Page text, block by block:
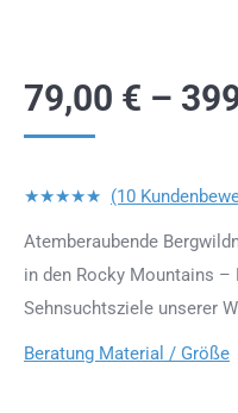
79,00 € –
★★★★★ (10
Atemberaubende
in den Rocky Mountains
Sehnsuchtsziele unserer
Beratung Material / Größe